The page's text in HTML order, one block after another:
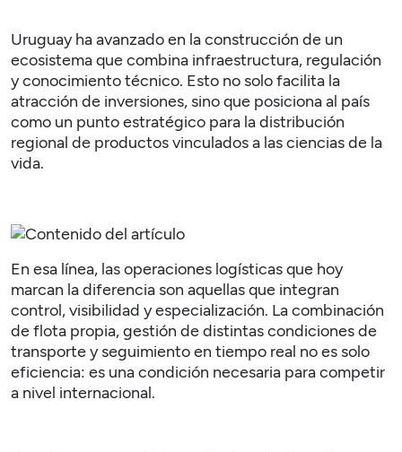
Uruguay ha avanzado en la construcción de un
ecosistema que combina infraestructura, regulación
y conocimiento técnico. Esto no solo facilita la
atracción de inversiones, sino que posiciona al país
como un punto estratégico para la distribución
regional de productos vinculados a las ciencias de la
vida.
En esa línea, las operaciones logísticas que hoy
marcan la diferencia son aquellas que integran
control, visibilidad y especialización. La combinación
de flota propia, gestión de distintas condiciones de
transporte y seguimiento en tiempo real no es solo
eficiencia: es una condición necesaria para competir
a nivel internacional.